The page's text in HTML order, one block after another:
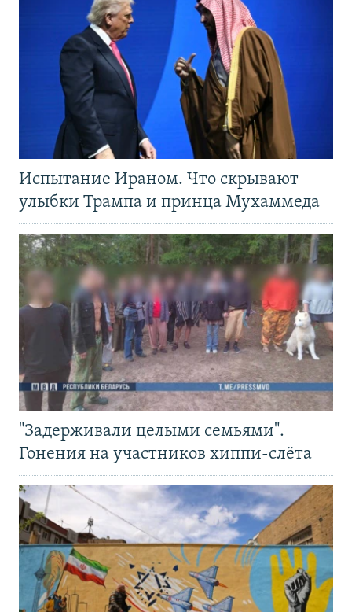
Испытание Ираном. Что скрывают
улыбки Трампа и принца Мухаммеда
"Задерживали целыми семьями".
Гонения на участников хиппи-слёта